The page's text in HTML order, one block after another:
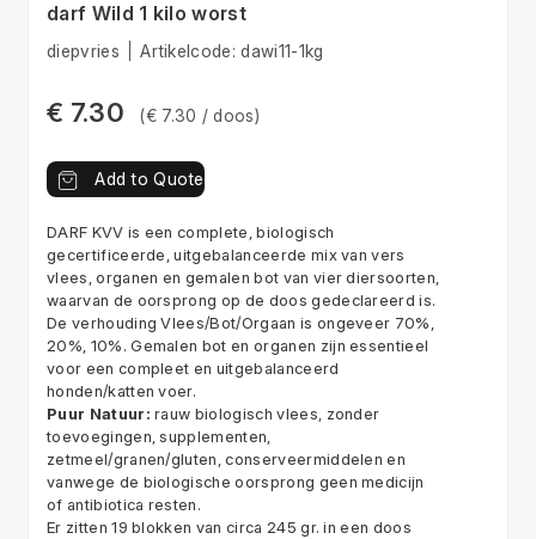
darf Wild 1 kilo worst
diepvries Artikelcode:dawi11-1kg
€ 7.30 (€ 7.30 / doos)
Add to Quote
DARF KVV is een complete, biologisch
gecertificeerde, uitgebalanceerde mix van vers
vlees, organen en gemalen bot van vier diersoorten,
waarvan de oorsprong op de doos gedeclareerd is.
De verhouding Vlees/Bot/Orgaan is ongeveer 70%,
20%, 10%. Gemalen bot en organen zijn essentieel
voor een compleet en uitgebalanceerd
honden/katten voer.
Puur Natuur:rauw biologisch vlees, zonder
toevoegingen, supplementen,
zetmeel/granen/gluten, conserveermiddelen en
vanwege de biologische oorsprong geen medicijn
of antibiotica resten.
Er zitten 19 blokken van circa 245 gr. in een doos